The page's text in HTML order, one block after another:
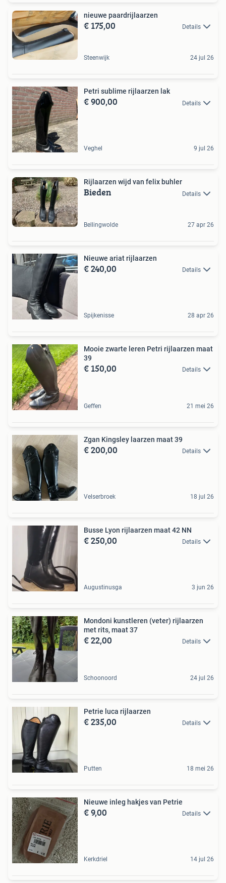
nieuwe paardrijlaarzen
€ 175,00 Details
Steenwijk 24 jul 26
Petri sublime rijlaarzen lak
€ 900,00 Details
Veghel 9 jul 26
Rijlaarzen wijd van felix buhler
Bieden Details
Bellingwolde 27 apr 26
Nieuwe ariat rijlaarzen
€ 240,00 Details
Spijkenisse 28 apr 26
Mooie zwarte leren Petri rijlaarzen maat
39
€ 150,00 Details
Geffen 21 mei 26
Zgan Kingsley laarzen maat 39
€ 200,00 Details
Velserbroek 18 jul 26
Busse Lyon rijlaarzen maat 42 NN
€ 250,00 Details
Augustinusga 3 jun 26
Mondoni kunstleren (veter) rijlaarzen
met rits, maat 37
€ 22,00 Details
Schoonoord 24 jul 26
Petrie luca rijlaarzen
€ 235,00 Details
Putten 18 mei 26
Nieuwe inleg hakjes van Petrie
€ 9,00 Details
Kerkdriel 14 jul 26